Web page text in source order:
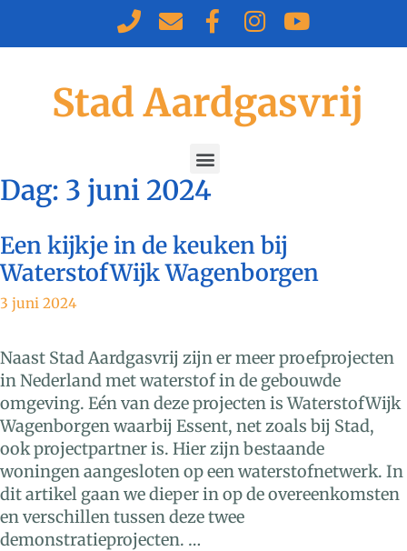
Stad Aardgasvrij
Dag: 3 juni 2024
Een kijkje in de keuken bij
WaterstofWijk Wagenborgen
3 juni 2024
Naast Stad Aardgasvrij zijn er meer proefprojecten
in Nederland met waterstof in de gebouwde
omgeving. Eén van deze projecten is WaterstofWijk
Wagenborgen waarbij Essent, net zoals bij Stad,
ook projectpartner is. Hier zijn bestaande
woningen aangesloten op een waterstofnetwerk. In
dit artikel gaan we dieper in op de overeenkomsten
en verschillen tussen deze twee
demonstratieprojecten. …